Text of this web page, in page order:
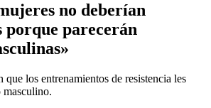
no deberían
porque parecerán
que los entrenamientos de resistencia les
masculino.